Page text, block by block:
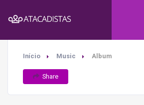
Início Music Album
Share